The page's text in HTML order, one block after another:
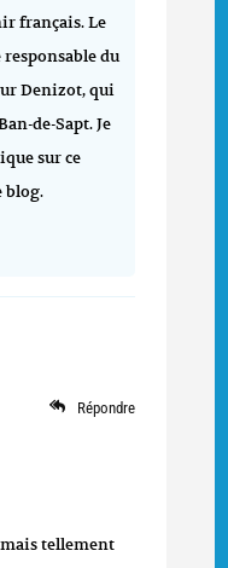
français. Le
responsable du
Denizot, qui
de-Sapt. Je
sur ce
blog.
Répondre
tellement